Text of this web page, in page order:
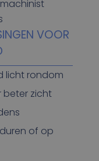
VOOR
licht rondom
beter zicht
of op